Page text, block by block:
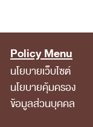
Policy Menu
นโยบายเว็บไซต์
นโยบายคุ้มครอง
ข้อมูลส่วนบุคคล